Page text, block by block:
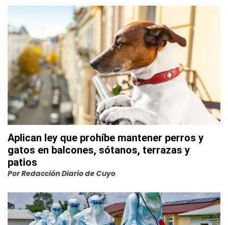
Aplican ley que prohíbe mantener perros y
gatos en balcones, sótanos, terrazas y
patios
PorRedacción Diario de Cuyo